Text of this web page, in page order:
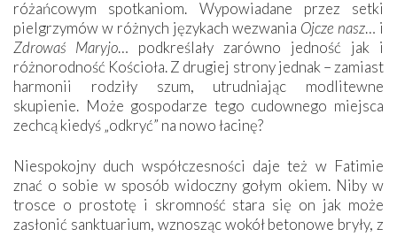
różańcowym spotkaniom. Wypowiadane przez setki
pielgrzymów w różnych językach wezwania Ojcze nasz… i
Zdrowaś Maryjo… podkreślały zarówno jedność jak i
różnorodność Kościoła. Z drugiej strony jednak – zamiast
harmonii rodziły szum, utrudniając modlitewne
skupienie. Może gospodarze tego cudownego miejsca
zechcą kiedyś „odkryć” na nowo łacinę?
Niespokojny duch współczesności daje też w Fatimie
znać o sobie w sposób widoczny gołym okiem. Niby w
trosce o prostotę i skromność stara się on jak może
zasłonić sanktuarium, wznosząc wokół betonowe bryły, z